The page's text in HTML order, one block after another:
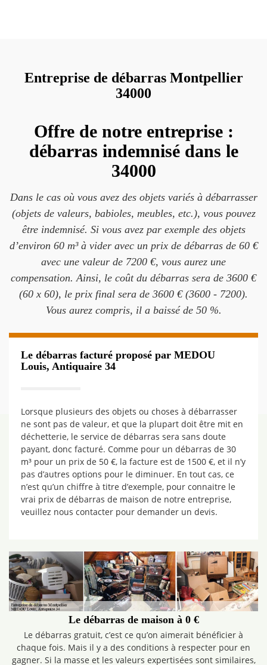
Entreprise de débarras Montpellier
34000
Offre de notre entreprise :
débarras indemnisé dans le
34000
Dans le cas où vous avez des objets variés à débarrasser
(objets de valeurs, babioles, meubles, etc.), vous pouvez
être indemnisé. Si vous avez par exemple des objets
d’environ 60 m³ à vider avec un prix de débarras de 60 €
avec une valeur de 7200 €, vous aurez une
compensation. Ainsi, le coût du débarras sera de 3600 €
(60 x 60), le prix final sera de 3600 € (3600 - 7200).
Vous aurez compris, il a baissé de 50 %.
Le débarras facturé proposé par MEDOU
Louis, Antiquaire 34
Lorsque plusieurs des objets ou choses à débarrasser
ne sont pas de valeur, et que la plupart doit être mit en
déchetterie, le service de débarras sera sans doute
payant, donc facturé. Comme pour un débarras de 30
m³ pour un prix de 50 €, la facture est de 1500 €, et il n’y
pas d’autres options pour le diminuer. En tout cas, ce
n’est qu’un chiffre à titre d’exemple, pour connaitre le
vrai prix de débarras de maison de notre entreprise,
veuillez nous contacter pour demander un devis.
Le débarras de maison à 0 €
Le débarras gratuit, c’est ce qu’on aimerait bénéficier à
chaque fois. Mais il y a des conditions à respecter pour en
gagner. Si la masse et les valeurs expertisées sont similaires,